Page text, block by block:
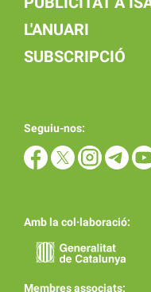
L'ANUARI
SUBSCRIPCIÓ
Seguiu-nos:
Amb la col·laboració:
Membres associats: